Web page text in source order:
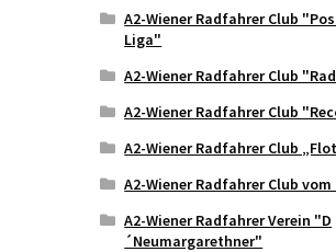
A2-Wiener Radfahrer Club
Liga"
A2-Wiener Radfahrer Club
A2-Wiener Radfahrer Club
A2-Wiener Radfahrer Club
A2-Wiener Radfahrer Club vom
A2-Wiener Radfahrer Verein "D
´Neumargarethner"